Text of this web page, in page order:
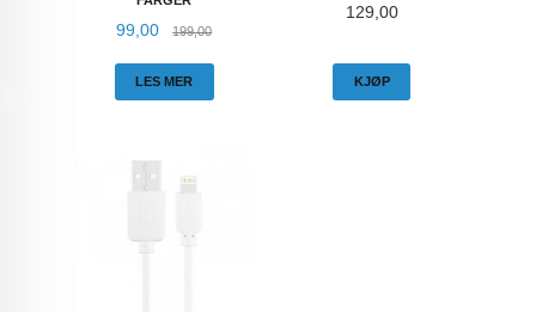
Tilbud
99,00 199,00Rabatt
LES MER
Pris
129,00
KJØP